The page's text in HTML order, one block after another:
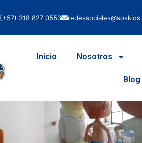
(+57) 318 827 0553
Inicio Nosotros
Blog